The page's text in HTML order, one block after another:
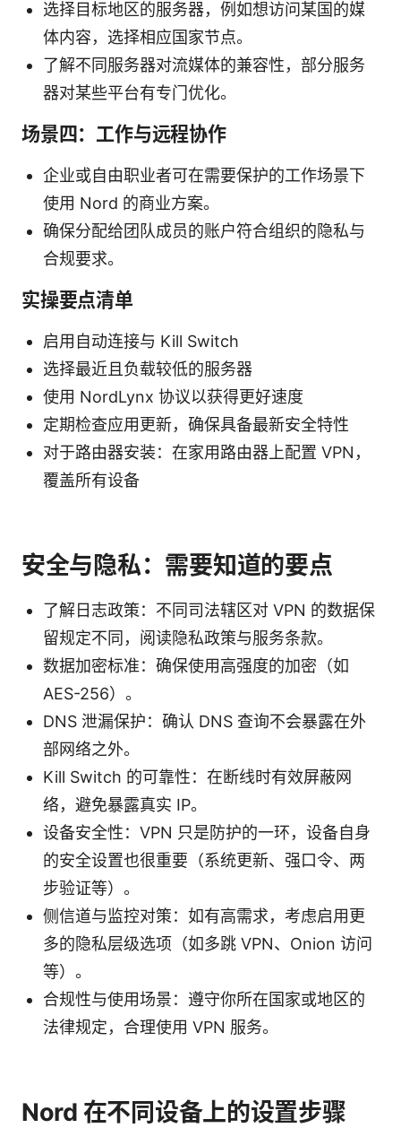
选择目标地区的服务器，例如想访问某国的媒
体内容，选择相应国家节点。
了解不同服务器对流媒体的兼容性，部分服务
器对某些平台有专门优化。
场景四：工作与远程协作
企业或自由职业者可在需要保护的工作场景下
使用 Nord 的商业方案。
确保分配给团队成员的账户符合组织的隐私与
合规要求。
实操要点清单
启用自动连接与 Kill Switch
选择最近且负载较低的服务器
使用 NordLynx 协议以获得更好速度
定期检查应用更新，确保具备最新安全特性
对于路由器安装：在家用路由器上配置 VPN，
覆盖所有设备
安全与隐私：需要知道的要点
了解日志政策：不同司法辖区对 VPN 的数据保
留规定不同，阅读隐私政策与服务条款。
数据加密标准：确保使用高强度的加密（如
AES-256）。
DNS 泄漏保护：确认 DNS 查询不会暴露在外
部网络之外。
Kill Switch 的可靠性：在断线时有效屏蔽网
络，避免暴露真实 IP。
设备安全性：VPN 只是防护的一环，设备自身
的安全设置也很重要（系统更新、强口令、两
步验证等）。
侧信道与监控对策：如有高需求，考虑启用更
多的隐私层级选项（如多跳 VPN、Onion 访问
等）。
合规性与使用场景：遵守你所在国家或地区的
法律规定，合理使用 VPN 服务。
Nord 在不同设备上的设置步骤